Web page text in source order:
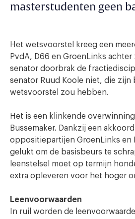
masterstudenten geen
Het wetsvoorstel kreeg een
PvdA, D66 en GroenLinks achter
senator doorbrak de
senator Ruud Koole niet, die
wetsvoorstel zou hebben.
Het is een klinkende
Bussemaker. Dankzij een
oppositiepartijen GroenLinks en
gelukt om de basisbeurs te
leenstelsel moet op termijn
extra opleveren voor het hoger
Leenvoorwaarden
In ruil worden de